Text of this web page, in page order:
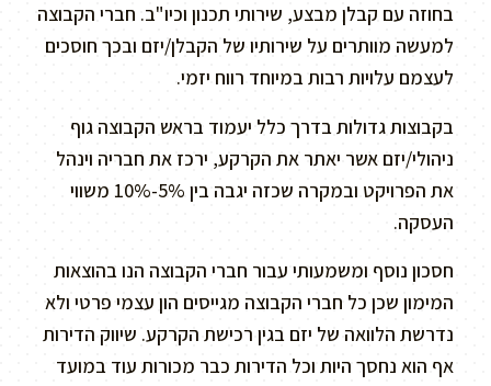
בחוזה עם קבלן מבצע, שירותי תכנון וכיו"ב. חברי הקבוצה
למעשה מוותרים על שירותיו של הקבלן/יזם ובכך חוסכים
לעצמם עלויות רבות במיוחד רווח יזמי.
בקבוצות גדולות בדרך כלל יעמוד בראש הקבוצה גוף
ניהולי/יזם אשר יאתר את הקרקע, ירכז את חבריה וינהל
את הפרויקט ובמקרה שכזה יגבה בין 5%-10% משווי
העסקה.
חסכון נוסף ומשמעותי עבור חברי הקבוצה הנו בהוצאות
המימון שכן כל חברי הקבוצה מגייסים הון עצמי פרטי ולא
נדרשת הלוואה של יזם בגין רכישת הקרקע. שיווק הדירות
אף הוא נחסך היות וכל הדירות כבר מכורות עוד במועד